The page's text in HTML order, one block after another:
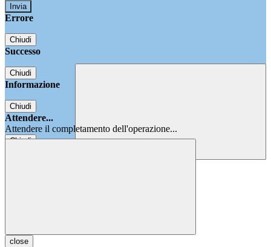
Errore
Chiudi
Successo
Chiudi
Informazione
Chiudi
Attendere...
Attendere il completamento dell'operazione...
Chiudi
close